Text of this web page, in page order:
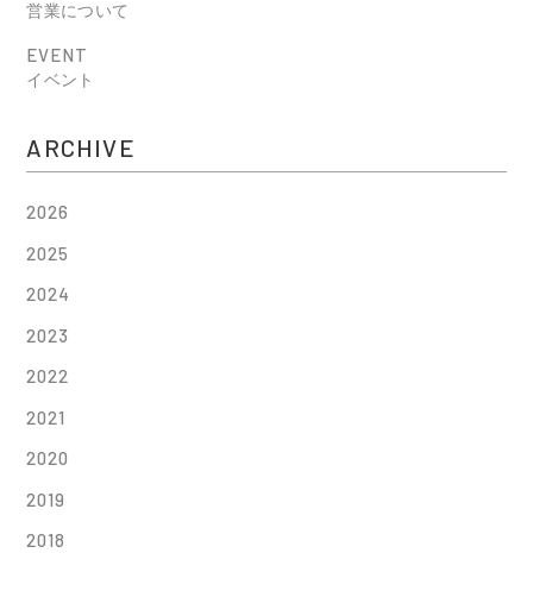
営業について
EVENT
イベント
ARCHIVE
2026
2025
2024
2023
2022
2021
2020
2019
2018